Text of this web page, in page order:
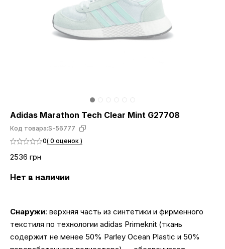
Adidas Marathon Tech Clear Mint G27708
Код товара:S-56777
0( 0 оценок )
2536 грн
Нет в наличии
Снаружи: верхняя часть из синтетики и фирменного
текстиля по технологии adidas Primeknit (ткань
содержит не менее 50% Parley Ocean Plastic и 50%